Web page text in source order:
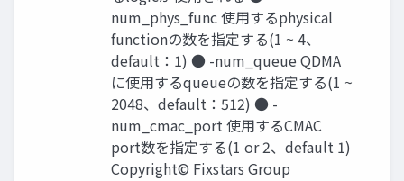
num_phys_func 使用するphysical
functionの数を指定する(1 ~ 4、
default：1) ● -num_queue QDMA
に使用するqueueの数を指定する(1 ~
2048、default：512) ● -
num_cmac_port 使用するCMAC
port数を指定する(1 or 2、default 1)
Copyright© Fixstars Group